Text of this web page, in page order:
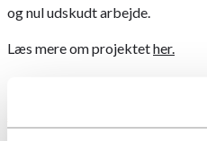
og nul udskudt arbejde.
Læs mere om projektether.